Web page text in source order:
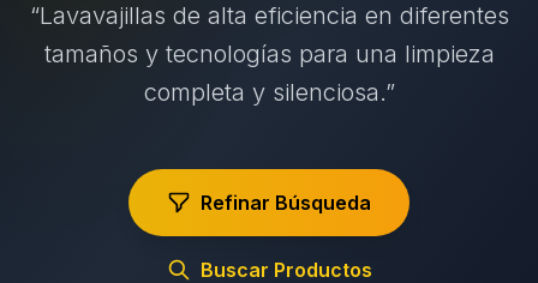
“Lavavajillas de alta eficiencia en diferentes
tamaños y tecnologías para una limpieza
completa y silenciosa.”
Refinar Búsqueda
Buscar Productos